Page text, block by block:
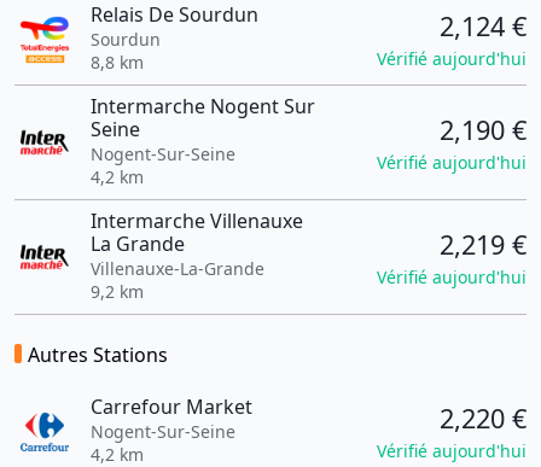
Relais De Sourdun
Sourdun
8,8 km
2,124 €
Vérifié aujourd'hui
Intermarche Nogent Sur
Seine
Nogent-Sur-Seine
4,2 km
2,190 €
Vérifié aujourd'hui
Intermarche Villenauxe
La Grande
Villenauxe-La-Grande
9,2 km
2,219 €
Vérifié aujourd'hui
Autres Stations
Carrefour Market
Nogent-Sur-Seine
4,2 km
2,220 €
Vérifié aujourd'hui